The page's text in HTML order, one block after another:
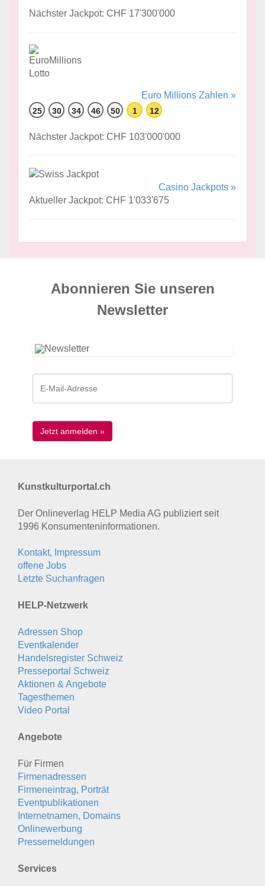
Nächster Jackpot: CHF 17'300'000
Euro Millions Zahlen »
25 30 34 46 50 1 12
Nächster Jackpot: CHF 103'000'000
Casino Jackpots »
Aktueller Jackpot: CHF 1'033'675
Abonnieren Sie unseren
News­letter
Kunstkulturportal.ch
Der Onlineverlag HELP Media AG publiziert seit
1996 Konsumenten­informationen.
Kontakt, Impressum
offene Jobs
Letzte Suchanfragen
HELP-Netzwerk
Adressen Shop
Eventkalender
Handelsregister Schweiz
Presseportal Schweiz
Aktionen & Angebote
Tagesthemen
Video Portal
Angebote
Für Firmen
Firmenadressen
Firmeneintrag, Porträt
Eventpublikationen
Internetnamen, Domains
Onlinewerbung
Pressemeldungen
Services